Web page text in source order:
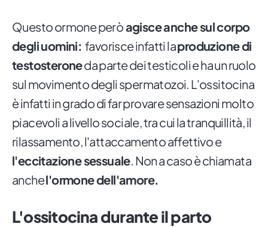
Questo ormone peròagisce anche sul corpo
degli uomini: favorisce infatti laproduzione di
testosteroneda parte dei testicoli e ha un ruolo
sul movimento degli spermatozoi. L'ossitocina
è infatti in grado di far provare sensazioni molto
piacevoli a livello sociale, tra cui la tranquillità, il
rilassamento, l'attaccamento affettivo e
l'eccitazione sessuale. Non a caso è chiamata
anchel'ormone dell'amore.
L'ossitocina durante il parto